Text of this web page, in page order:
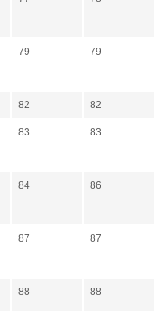
79 79
82 82
83 83
84 86
87 87
88 88